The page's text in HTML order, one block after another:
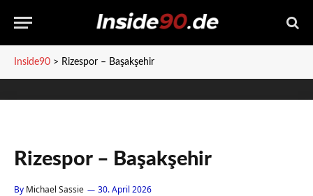
Inside90 > Rizespor – Başakşehir
Rizespor – Başakşehir
By Michael Sassie 30. April 2026